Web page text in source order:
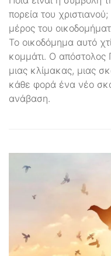
πορεία του
μέρος του
Το οικοδόμημα αυτό
κομμάτι. Ο απόστολος
μιας κλίμακας, μιας
κάθε φορά ένα νέο
ανάβαση.